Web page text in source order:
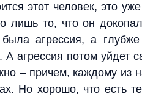
этот человек, это
лишь то, что он
агрессия, а
А агрессия потом уйдет
– причем, каждому из
Но хорошо, что есть